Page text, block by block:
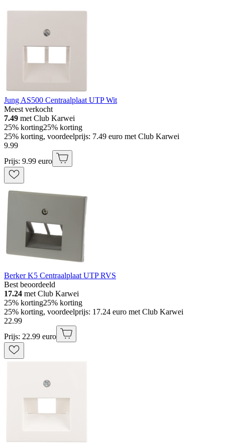
Jung AS500 Centraalplaat UTP Wit
Meest verkocht
7.49 met Club Karwei
25% korting25% korting
25% korting, voordeelprijs: 7.49 euro met Club Karwei
9.99
Prijs: 9.99 euro
Berker K5 Centraalplaat UTP RVS
Best beoordeeld
17.24 met Club Karwei
25% korting25% korting
25% korting, voordeelprijs: 17.24 euro met Club Karwei
22.99
Prijs: 22.99 euro